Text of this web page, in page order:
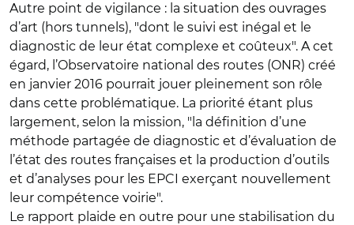
Autre point de vigilance : la situation des ouvrages
d’art (hors tunnels), "dont le suivi est inégal et le
diagnostic de leur état complexe et coûteux". A cet
égard, l’Observatoire national des routes (ONR) créé
en janvier 2016 pourrait jouer pleinement son rôle
dans cette problématique. La priorité étant plus
largement, selon la mission, "la définition d’une
méthode partagée de diagnostic et d’évaluation de
l’état des routes françaises et la production d’outils
et d’analyses pour les EPCI exerçant nouvellement
leur compétence voirie".
Le rapport plaide en outre pour une stabilisation du